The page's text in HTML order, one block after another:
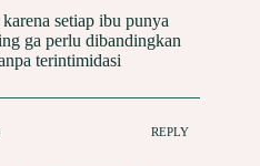
setiap ibu punya
ga perlu dibandingkan
terintimidasi
REPLY